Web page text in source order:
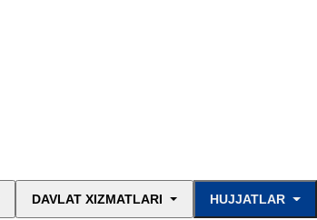
DAVLAT XIZMATLARI HUJJATLAR